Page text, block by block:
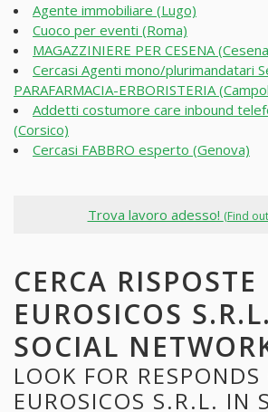
Agente immobiliare (Lugo)
Cuoco per eventi (Roma)
MAGAZZINIERE PER CESENA
Cercasi Agenti mono/plurimandatari
PARAFARMACIA-ERBORISTERIA
Addetti costumore care inbound
(Corsico)
Cercasi FABBRO esperto (Genova)
Trova lavoro adesso! (Find
CERCA RISPOSTE
EUROSICOS
SOCIAL
LOOK FOR RESPONDS
EUROSICOS S.R.L. IN